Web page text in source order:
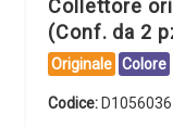
Collettore
(Conf. da 2
Originale Colore
Codice:D1056036